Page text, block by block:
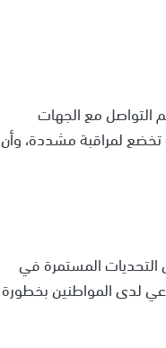
التواصل مع الجهات
تخضع لمراقبة مشددة، وأن
التحديات المستمرة في
لدى المواطنين بخطورة